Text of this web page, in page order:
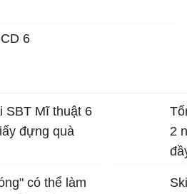
6
SBT Mĩ thuật 6
đựng quà
có thể làm
2